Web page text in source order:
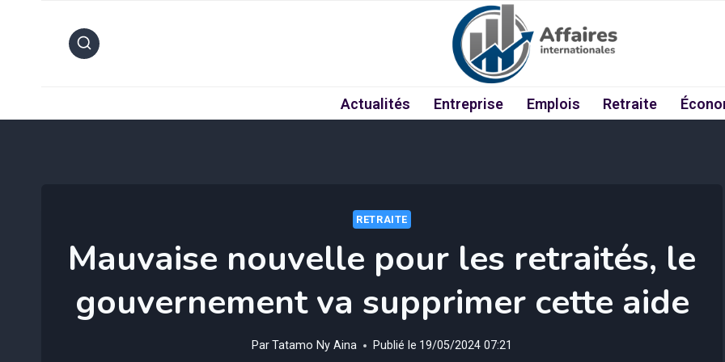
Actualités Entreprise Emplois Retraite
RETRAITE
Mauvaise nouvelle pour les retraités, le
gouvernement va supprimer cette aide
ParTatamo Ny Aina Publié le 19/05/2024 07:21